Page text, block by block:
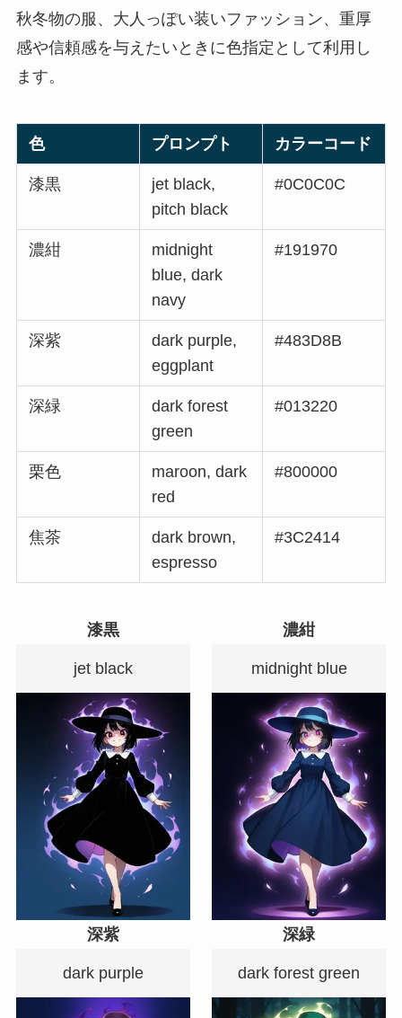
秋冬物の服、大人っぽい装いファッション、重厚
感や信頼感を与えたいときに色指定として利用し
ます。
色 プロンプト カラーコード
漆黒
jet black,
pitch black
#0C0C0C
濃紺
midnight
blue, dark
navy
#191970
深紫
dark purple,
eggplant
#483D8B
深緑
dark forest
green
#013220
栗色
maroon, dark
red
#800000
焦茶
dark brown,
espresso
#3C2414
漆黒
jet black
濃紺
midnight blue
深紫
dark purple
深緑
dark forest green